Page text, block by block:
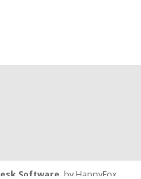
Software by HappyFox